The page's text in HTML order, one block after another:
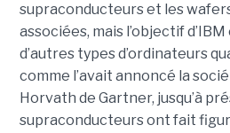
supraconducteurs et les
associées, mais l’objectif
d’autres types d’ordinateurs
comme l’avait annoncé la
Horvath de Gartner, jusqu’à
supraconducteurs ont fait